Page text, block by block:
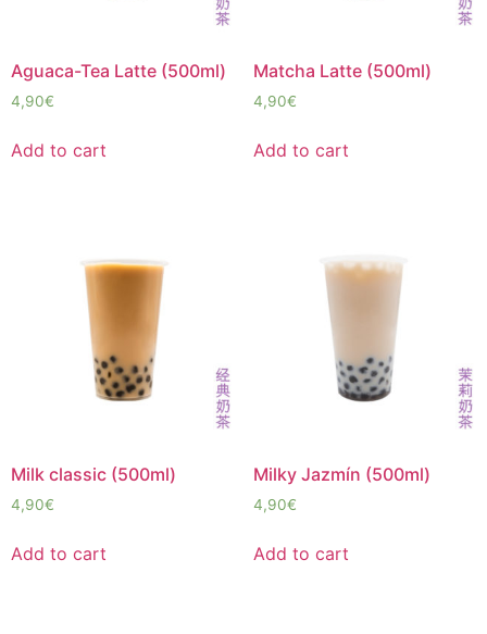
Aguaca-Tea Latte (500ml)
4,90€
Add to cart
Matcha Latte (500ml)
4,90€
Add to cart
Milk classic (500ml)
4,90€
Add to cart
Milky Jazmín (500ml)
4,90€
Add to cart